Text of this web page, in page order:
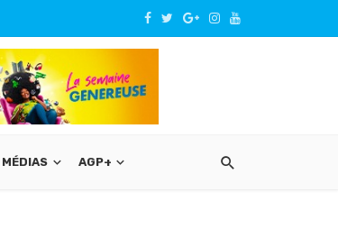
MÉDIAS AGP+